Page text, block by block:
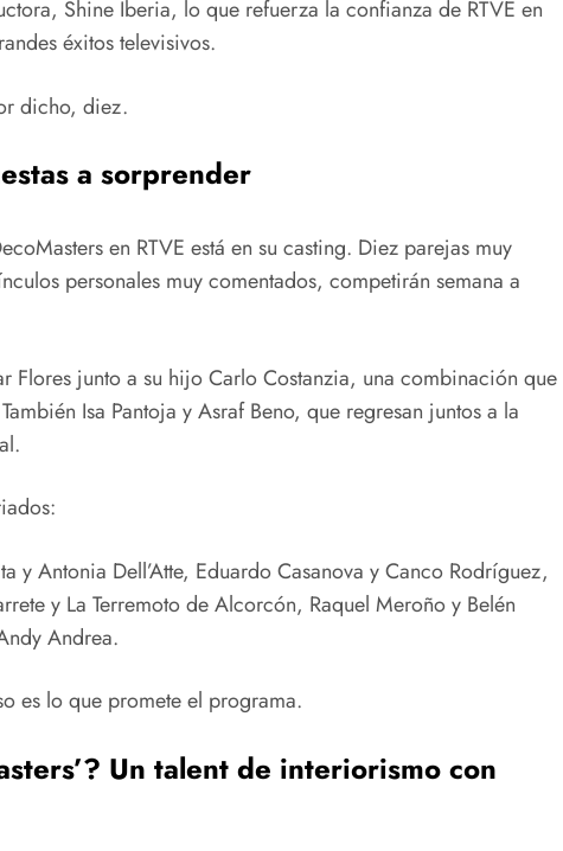
Shine Iberia, lo que refuerza la confianza de RTVE en
éxitos televisivos.
dicho, diez.
a sorprender
en RTVE está en su casting. Diez parejas muy
personales muy comentados, competirán semana a
Flores junto a su hijo Carlo Costanzia, una combinación que
Isa Pantoja y Asraf Beno, que regresan juntos a la
y Antonia Dell’Atte, Eduardo Casanova y Canco Rodríguez,
y La Terremoto de Alcorcón, Raquel Meroño y Belén
Andrea.
es lo que promete el programa.
Un talent de interiorismo con